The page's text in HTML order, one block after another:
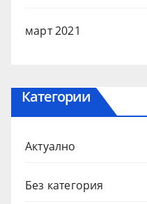
март 2021
Категории
Актуално
Без категория